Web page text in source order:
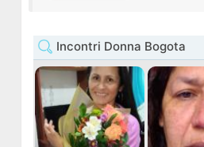
Incontri Donna Bogota